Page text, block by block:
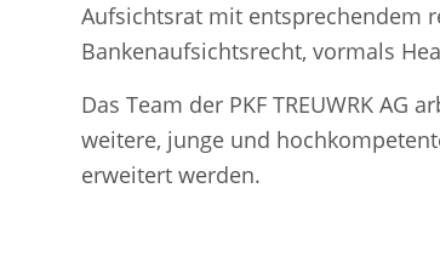
Aufsichtsrat mit entsprechendem
Bankenaufsichtsrecht, vormals
Das Team der PKF TREUWRK
weitere, junge und
erweitert werden.